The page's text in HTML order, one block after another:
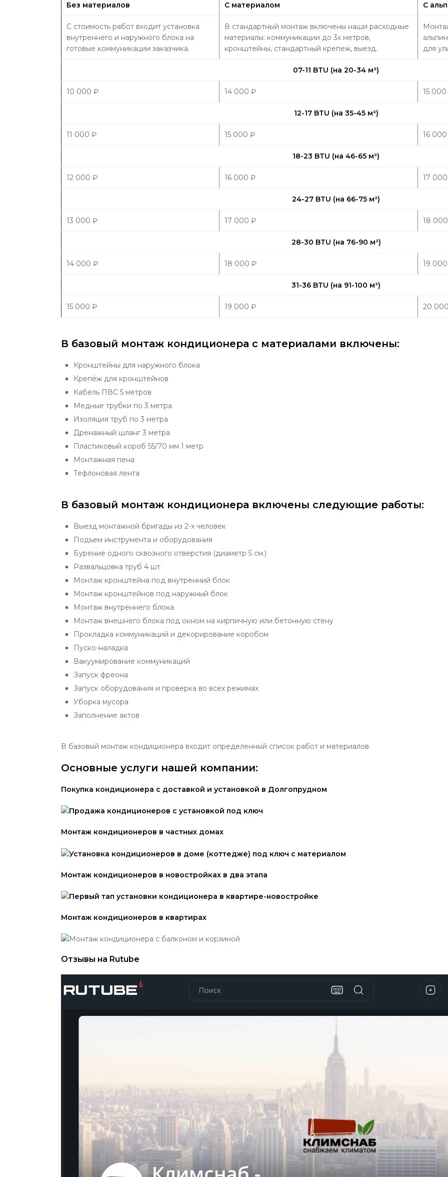
Без материалов С материалом С
С стоимость работ входит установка
внутреннего и наружного блока на
готовые коммуникации заказчика.
В стандартный монтаж включены наши расходные
материалы: коммуникации до 3х метров,
кронштейны, стандартный крепеж, выезд.
для
07-11 BTU (на 20-34 м²)
10 000 ₽ 14 000 ₽ 15 000
12-17 BTU (на 35-45 м²)
11 000 ₽ 15 000 ₽ 16
18-23 BTU (на 46-65 м²)
12 000 ₽ 16 000 ₽ 17
24-27 BTU (на 66-75 м²)
13 000 ₽ 17 000 ₽ 18
28-30 BTU (на 76-90 м²)
14 000 ₽ 18 000 ₽ 19
31-36 BTU (на 91-100 м²)
15 000 ₽ 19 000 ₽ 20
В базовый монтаж кондиционера с материалами включены:
Кронштейны для наружного блока
Крепёж для кронштейнов
Кабель ПВС 5 метров
Медные трубки по 3 метра
Изоляция труб по 3 метра
Дренажный шланг 3 метра
Пластиковый короб 55/70 мм 1 метр
Монтажная пена
Тефлоновая лента
В базовый монтаж кондиционера включены следующие работы:
Выезд монтажной бригады из 2-х человек
Подъем инструмента и оборудования
Бурение одного сквозного отверстия (диаметр 5 см.)
Развальцовка труб 4 шт
Монтаж кронштейна под внутренний блок
Монтаж кронштейнов под наружный блок
Монтаж внутреннего блока
Монтаж внешнего блока под окном на кирпичную или бетонную стену
Прокладка коммуникаций и декорирование коробом
Пуско-наладка
Вакуумирование коммуникаций
Запуск фреона
Запуск оборудования и проверка во всех режимах
Уборка мусора
Заполнение актов
В базовый монтаж кондиционера входит определенный список работ и материалов.
Основные услуги нашей компании:
Покупка кондиционера с доставкой и установкой в Долгопрудном
Монтаж кондиционеров в частных домах
Монтаж кондиционеров в новостройках в два этапа
Монтаж кондиционеров в квартирах
Отзывы на Rutube